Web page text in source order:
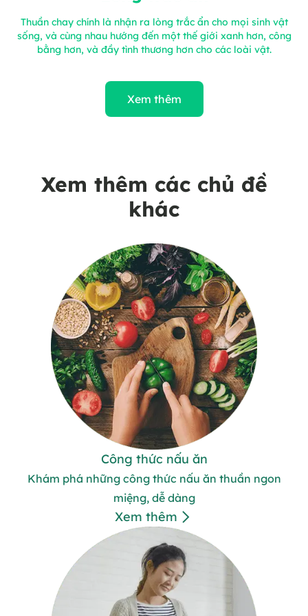
Thuần chay chính là nhận ra lòng trắc ẩn cho mọi sinh vật
sống, và cùng nhau hướng đến một thế giới xanh hơn, công
bằng hơn, và đầy tình thương hơn cho các loài vật.
Xem thêm
Xem thêm các chủ đề
khác
Công thức nấu ăn
Khám phá những công thức nấu ăn thuần ngon
miệng, dễ dàng
Xem thêm